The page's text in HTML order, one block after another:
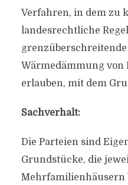
Verfahren, in dem zu
landesrechtliche
Wärmedämmung von
erlauben, mit dem
Sachverhalt:
Die Parteien sind
Grundstücke, die
Mehrfamilienhäusern